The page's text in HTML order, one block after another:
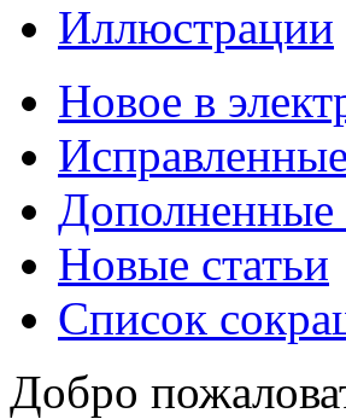
Иллюстрации
Новое в
Дополненные
Новые статьи
Список
Добро